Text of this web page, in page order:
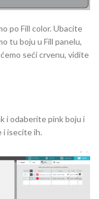
po Fill color. Ubacite
tu boju u Fill panelu,
seći crvenu, vidite
i odaberite pink boju i
i isecite ih.